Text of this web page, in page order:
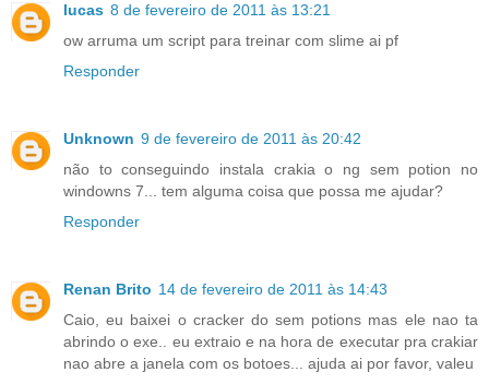
lucas 8 de fevereiro de 2011 às 13:21
ow arruma um script para treinar com slime ai pf
Responder
Unknown 9 de fevereiro de 2011 às 20:42
não to conseguindo instala crakia o ng sem potion no
windowns 7... tem alguma coisa que possa me ajudar?
Responder
Renan Brito 14 de fevereiro de 2011 às 14:43
Caio, eu baixei o cracker do sem potions mas ele nao ta
abrindo o exe.. eu extraio e na hora de executar pra crakiar
nao abre a janela com os botoes... ajuda ai por favor, valeu